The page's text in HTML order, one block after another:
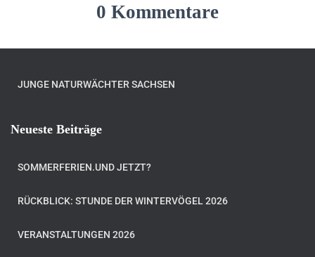
0 Kommentare
JUNGE NATURWÄCHTER SACHSEN
Neueste Beiträge
SOMMERFERIEN.UND JETZT?
RÜCKBLICK: STUNDE DER WINTERVÖGEL 2026
VERANSTALTUNGEN 2026